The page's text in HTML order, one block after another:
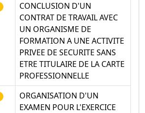
CONCLUSION D'UN
CONTRAT DE TRAVAIL AVEC
UN ORGANISME DE
FORMATION A UNE ACTIVITE
PRIVEE DE SECURITE SANS
ETRE TITULAIRE DE LA CARTE
PROFESSIONNELLE
ORGANISATION D'UN
EXAMEN POUR L'EXERCICE